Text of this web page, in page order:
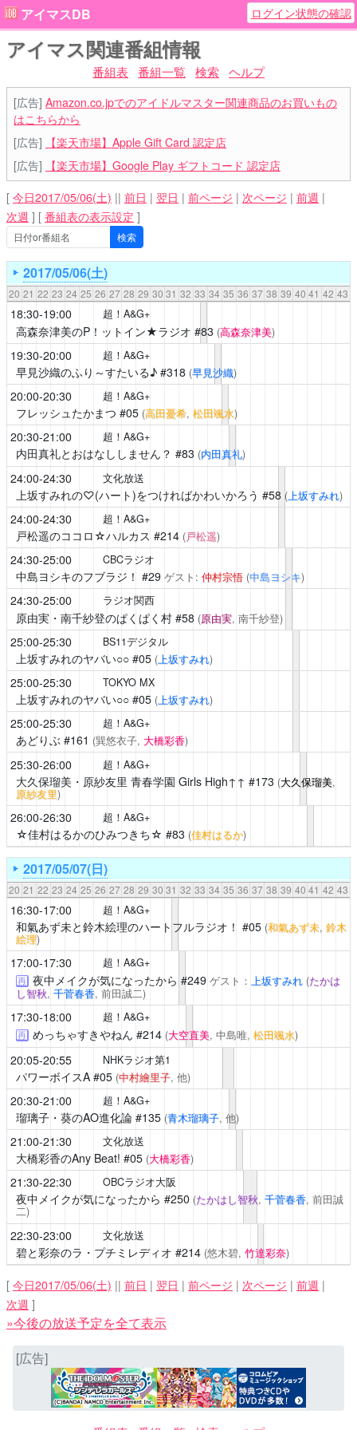
アイマスDB ログイン状態の確認
アイマス関連番組情報
番組表 番組一覧 検索 ヘルプ
[広告] Amazon.co.jpでのアイドルマスター関連商品のお買いもの
はこちらから
[広告]
【楽天市場】Apple Gift Card 認定店
[広告]
【楽天市場】Google Play ギフトコード 認定店
[ 今日2017/05/06(土) || 前日 | 翌日 | 前ページ | 次ページ | 前週 |
次週 ] [ 番組表の表示設定 ]
2017/05/06(土)
20 21 22 23 24 25 26 27 28 29 30 31 32 33 34 35 36 37 38 39 40 41 42 43
18:30-19:00 超！A&G+
高森奈津美のP！ットイン★ラジオ #83 (高森奈津美)
19:30-20:00 超！A&G+
早見沙織のふり～すたいる♪#318 (早見沙織)
20:00-20:30 超！A&G+
フレッシュたかまつ #05 (高田憂希, 松田颯水)
20:30-21:00 超！A&G+
内田真礼とおはなししません？ #83 (内田真礼)
24:00-24:30 文化放送
上坂すみれの♡(ハート)をつければかわいかろう #58 (上坂すみれ)
24:00-24:30 超！A&G+
戸松遥のココロ☆ハルカス #214 (戸松遥)
24:30-25:00 CBCラジオ
中島ヨシキのフブラジ！ #29 ゲスト: 仲村宗悟 (中島ヨシキ)
24:30-25:00 ラジオ関西
原由実・南千紗登のぱくぱく村#58 (原由実, 南千紗登)
25:00-25:30 BS11デジタル
上坂すみれのヤバい○○#05 (上坂すみれ)
25:00-25:30 TOKYO MX
上坂すみれのヤバい○○#05 (上坂すみれ)
25:00-25:30 超！A&G+
あどりぶ#161 (巽悠衣子, 大橋彩香)
25:30-26:00 超！A&G+
大久保瑠美・原紗友里 青春学園 Girls High↑↑ #173 (大久保瑠美,
原紗友里)
26:00-26:30 超！A&G+
☆佳村はるかのひみつきち☆ #83 (佳村はるか)
2017/05/07(日)
20 21 22 23 24 25 26 27 28 29 30 31 32 33 34 35 36 37 38 39 40 41 42 43
16:30-17:00 超！A&G+
和氣あず未と鈴木絵理のハートフルラジオ！ #05 (和氣あず未, 鈴木
絵理)
17:00-17:30 超！A&G+
再 夜中メイクが気になったから #249 ゲスト： 上坂すみれ (たかは
し智秋, 千菅春香, 前田誠二)
17:30-18:00 超！A&G+
再 めっちゃすきやねん #214 (大空直美, 中島唯, 松田颯水)
20:05-20:55 NHKラジオ第1
パワーボイスA#05 (中村繪里子, 他)
20:30-21:00 超！A&G+
瑠璃子・葵のAO進化論#135 (青木瑠璃子, 他)
21:00-21:30 文化放送
大橋彩香のAny Beat! #05 (大橋彩香)
21:30-22:30 OBCラジオ大阪
夜中メイクが気になったから #250 (たかはし智秋, 千菅春香, 前田誠
二)
22:30-23:00 文化放送
碧と彩奈のラ・プチミレディオ #214 (悠木碧, 竹達彩奈)
[ 今日2017/05/06(土) || 前日 | 翌日 | 前ページ | 次ページ | 前週 |
次週 ]
»今後の放送予定を全て表示
[広告]